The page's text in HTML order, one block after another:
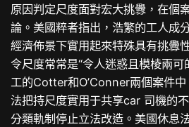
原因判定尺度面對宏大挑釁，在個
論。美國粹者指出，浩繁的工人成
經濟佈景下實用起來特殊具有挑釁
令尺度常常是“令人迷惑且模棱兩可
工的Cotter和O’Conner兩個案件
法把持尺度實用于共享car 司機的
分類軌制停止立法改造。美國休息